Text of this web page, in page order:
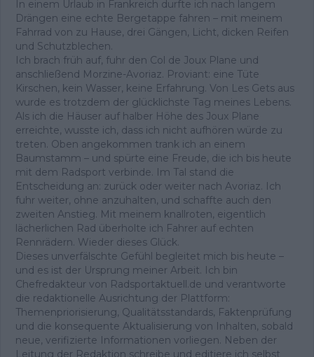
In einem Urlaub in Frankreich durfte ich nach langem
Drängen eine echte Bergetappe fahren – mit meinem
Fahrrad von zu Hause, drei Gängen, Licht, dicken Reifen
und Schutzblechen.
Ich brach früh auf, fuhr den Col de Joux Plane und
anschließend Morzine-Avoriaz. Proviant: eine Tüte
Kirschen, kein Wasser, keine Erfahrung. Von Les Gets aus
wurde es trotzdem der glücklichste Tag meines Lebens.
Als ich die Häuser auf halber Höhe des Joux Plane
erreichte, wusste ich, dass ich nicht aufhören würde zu
treten. Oben angekommen trank ich an einem
Baumstamm – und spürte eine Freude, die ich bis heute
mit dem Radsport verbinde. Im Tal stand die
Entscheidung an: zurück oder weiter nach Avoriaz. Ich
fuhr weiter, ohne anzuhalten, und schaffte auch den
zweiten Anstieg. Mit meinem knallroten, eigentlich
lächerlichen Rad überholte ich Fahrer auf echten
Rennrädern. Wieder dieses Glück.
Dieses unverfälschte Gefühl begleitet mich bis heute –
und es ist der Ursprung meiner Arbeit. Ich bin
Chefredakteur von Radsportaktuell.de und verantworte
die redaktionelle Ausrichtung der Plattform:
Themenpriorisierung, Qualitätsstandards, Faktenprüfung
und die konsequente Aktualisierung von Inhalten, sobald
neue, verifizierte Informationen vorliegen. Neben der
Leitung der Redaktion schreibe und editiere ich selbst